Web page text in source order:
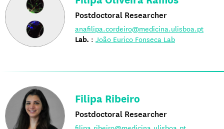
Postdoctoral Researcher
anafilipa.cordeiro@medicina.ulisboa.pt
Lab. : João Eurico Fonseca Lab
Filipa Ribeiro
Postdoctoral Researcher